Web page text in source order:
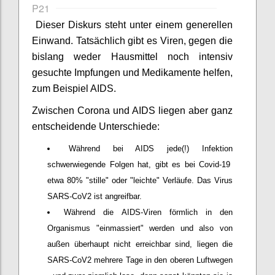
P21
Dieser Diskurs steht unter einem generellen
Einwand. Tatsächlich gibt es Viren, gegen die
bislang weder Hausmittel noch intensiv
gesuchte Impfungen und Medikamente helfen,
zum Beispiel AIDS.
Zwischen Corona und AIDS liegen aber ganz
entscheidende Unterschiede:
Während bei AIDS jede(!) Infektion
schwerwiegende Folgen hat, gibt es bei Covid-19
etwa 80% "stille" oder "leichte" Verläufe. Das Virus
SARS-CoV2 ist angreifbar.
Während die AIDS-Viren förmlich in den
Organismus "einmassiert" werden und also von
außen überhaupt nicht erreichbar sind, liegen die
SARS-CoV2 mehrere Tage in den oberen Luftwegen